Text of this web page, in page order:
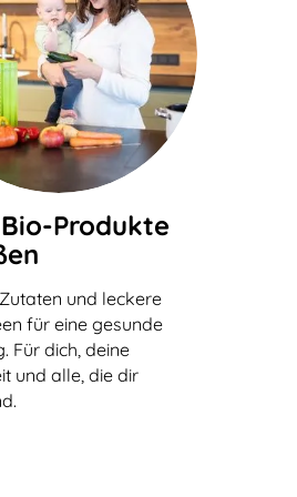
Produkte
und leckere
für eine gesunde
Für dich, deine
und alle, die dir